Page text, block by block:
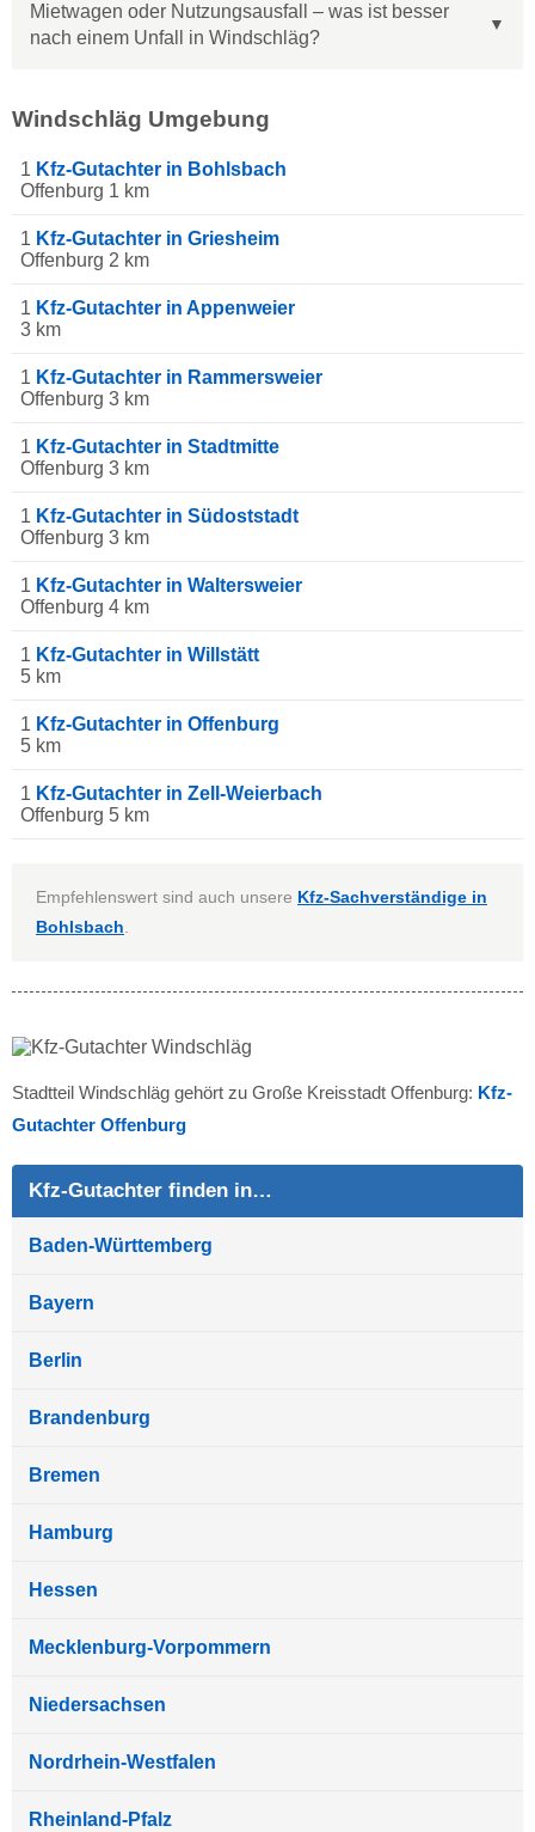
Mietwagen oder Nutzungsausfall – was ist besser
nach einem Unfall in Windschläg?
Windschläg Umgebung
1 Kfz-Gutachter in Bohlsbach
Offenburg 1 km
1 Kfz-Gutachter in Griesheim
Offenburg 2 km
1 Kfz-Gutachter in Appenweier
3 km
1 Kfz-Gutachter in Rammersweier
Offenburg 3 km
1 Kfz-Gutachter in Stadtmitte
Offenburg 3 km
1 Kfz-Gutachter in Südoststadt
Offenburg 3 km
1 Kfz-Gutachter in Waltersweier
Offenburg 4 km
1 Kfz-Gutachter in Willstätt
5 km
1 Kfz-Gutachter in Offenburg
5 km
1 Kfz-Gutachter in Zell-Weierbach
Offenburg 5 km
Empfehlenswert sind auch unsere Kfz-Sachverständige in
Bohlsbach
Stadtteil Windschläg gehört zu Große Kreisstadt Offenburg: Kfz-
Gutachter Offenburg
Kfz-Gutachter finden in…
Baden-Württemberg
Bayern
Berlin
Brandenburg
Bremen
Hamburg
Hessen
Mecklenburg-Vorpommern
Niedersachsen
Nordrhein-Westfalen
Rheinland-Pfalz